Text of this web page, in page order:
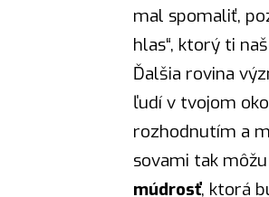
mal spomaliť,
hlas“, ktorý ti
Ďalšia rovina
ľudí v tvojom
rozhodnutím a
sovami tak
múdrosť, ktorá